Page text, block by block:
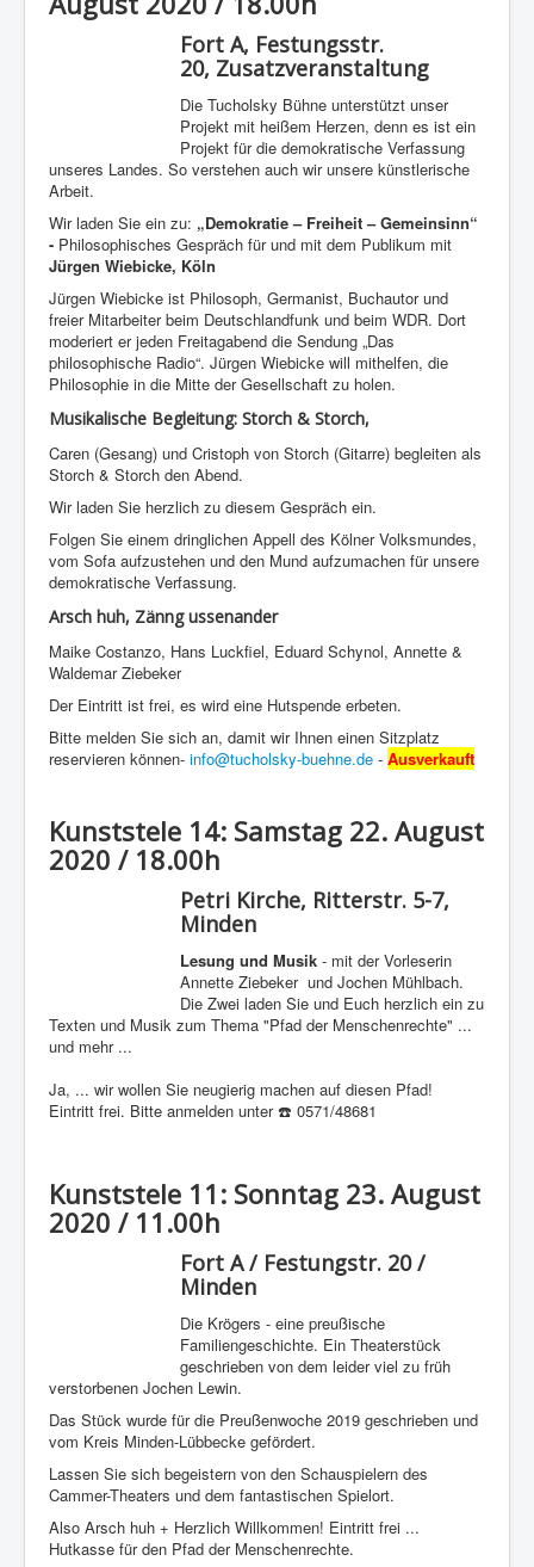
Fort A, Festungsstr.
20, Zusatzveranstaltung
Die Tucholsky Bühne unterstützt unser
Projekt mit heißem Herzen, denn es ist ein
Projekt für die demokratische Verfassung
unseres Landes. So verstehen auch wir unsere künstlerische
Arbeit.
Wir laden Sie ein zu: „Demokratie – Freiheit – Gemeinsinn“
- Philosophisches Gespräch für und mit dem Publikum mit
Jürgen Wiebicke, Köln
Jürgen Wiebicke ist Philosoph, Germanist, Buchautor und
freier Mitarbeiter beim Deutschlandfunk und beim WDR. Dort
moderiert er jeden Freitagabend die Sendung „Das
philosophische Radio“. Jürgen Wiebicke will mithelfen, die
Philosophie in die Mitte der Gesellschaft zu holen.
Musikalische Begleitung: Storch & Storch,
Caren (Gesang) und Cristoph von Storch (Gitarre) begleiten als
Storch & Storch den Abend.
Wir laden Sie herzlich zu diesem Gespräch ein.
Folgen Sie einem dringlichen Appell des Kölner Volksmundes,
vom Sofa aufzustehen und den Mund aufzumachen für unsere
demokratische Verfassung.
Arsch huh, Zänng ussenander
Maike Costanzo, Hans Luckfiel, Eduard Schynol, Annette &
Waldemar Ziebeker
Der Eintritt ist frei, es wird eine Hutspende erbeten.
Bitte melden Sie sich an, damit wir Ihnen einen Sitzplatz
reservieren können- info@tucholsky-buehne.de - Ausverkauft
Kunststele 14: Samstag 22. August
2020 / 18.00h
Petri Kirche, Ritterstr. 5-7,
Minden
Lesung und Musik - mit der Vorleserin
Annette Ziebeker und Jochen Mühlbach.
Die Zwei laden Sie und Euch herzlich ein zu
Texten und Musik zum Thema "Pfad der Menschenrechte" ...
und mehr ...
Ja, ... wir wollen Sie neugierig machen auf diesen Pfad!
Eintritt frei. Bitte anmelden unter ☎️ 0571/48681
Kunststele 11: Sonntag 23. August
2020 / 11.00h
Fort A / Festungstr. 20 /
Minden
Die Krögers - eine preußische
Familiengeschichte. Ein Theaterstück
geschrieben von dem leider viel zu früh
verstorbenen Jochen Lewin.
Das Stück wurde für die Preußenwoche 2019 geschrieben und
vom Kreis Minden-Lübbecke gefördert.
Lassen Sie sich begeistern von den Schauspielern des
Cammer-Theaters und dem fantastischen Spielort.
Also Arsch huh + Herzlich Willkommen! Eintritt frei ...
Hutkasse für den Pfad der Menschenrechte.